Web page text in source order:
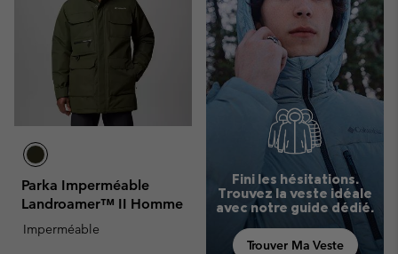
Parka Imperméable
Landroamer™ II Homme
Imperméable
Fini les hésitations.
Trouvez la veste idéale
avec notre guide dédié.
Trouver Ma Veste